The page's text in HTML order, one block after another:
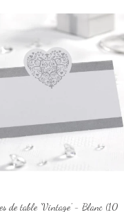
de table 'Vintage' - Blanc (10